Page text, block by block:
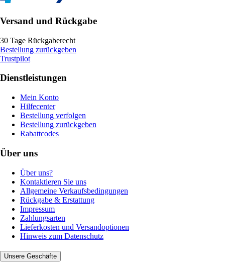
Versand und Rückgabe
30 Tage Rückgaberecht
Bestellung zurückgeben
Trustpilot
Dienstleistungen
Mein Konto
Hilfecenter
Bestellung verfolgen
Bestellung zurückgeben
Rabattcodes
Über uns
Über uns?
Kontaktieren Sie uns
Allgemeine Verkaufsbedingungen
Rückgabe & Erstattung
Impressum
Zahlungsarten
Lieferkosten und Versandoptionen
Hinweis zum Datenschutz
Unsere Geschäfte